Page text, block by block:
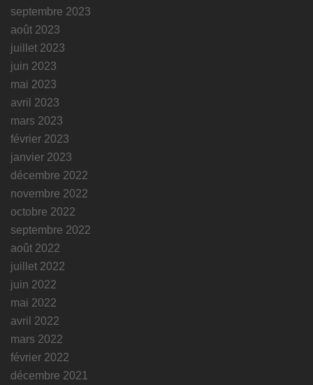
septembre 2023
août 2023
juillet 2023
juin 2023
mai 2023
avril 2023
mars 2023
février 2023
janvier 2023
décembre 2022
novembre 2022
octobre 2022
septembre 2022
août 2022
juillet 2022
juin 2022
mai 2022
avril 2022
mars 2022
février 2022
décembre 2021